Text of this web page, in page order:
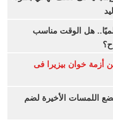
هل الوقت مناسب
أزمة خوان بيزيرا فى
اللمسات الأخيرة لضم